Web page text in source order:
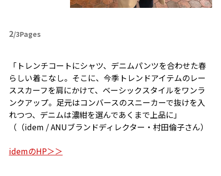
2/3Pages
「トレンチコートにシャツ、デニムパンツを合わせた春
らしい着こなし。そこに、今季トレンドアイテムのレー
ススカーフを肩にかけて、ベーシックスタイルをワンラ
ンクアップ。足元はコンバースのスニーカーで抜けを入
れつつ、デニムは濃紺を選んであくまで上品に」
（（idem / ANUブランドディレクター・村田倫子さん）
idemのHP＞＞